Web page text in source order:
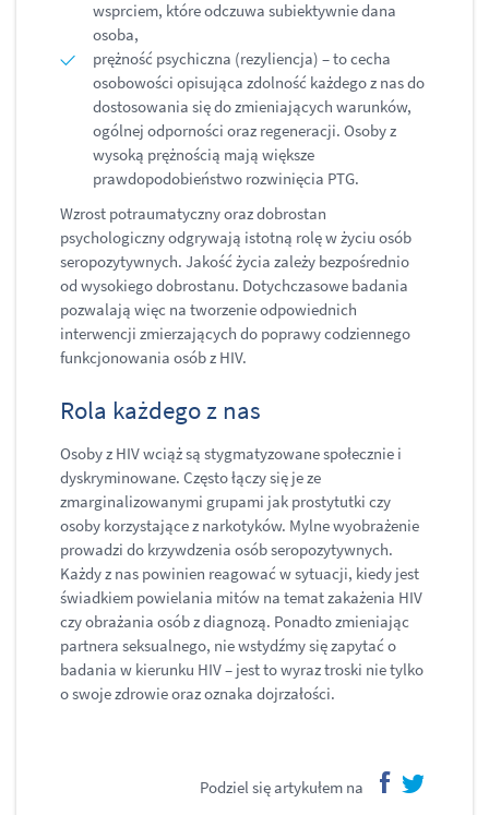
wsprciem, które odczuwa subiektywnie dana
osoba,
prężność psychiczna (rezyliencja) – to cecha
osobowości opisująca zdolność każdego z nas do
dostosowania się do zmieniających warunków,
ogólnej odporności oraz regeneracji. Osoby z
wysoką prężnością mają większe
prawdopodobieństwo rozwinięcia PTG.
Wzrost potraumatyczny oraz dobrostan
psychologiczny odgrywają istotną rolę w życiu osób
seropozytywnych. Jakość życia zależy bezpośrednio
od wysokiego dobrostanu. Dotychczasowe badania
pozwalają więc na tworzenie odpowiednich
interwencji zmierzających do poprawy codziennego
funkcjonowania osób z HIV.
Rola każdego z nas
Osoby z HIV wciąż są stygmatyzowane społecznie i
dyskryminowane. Często łączy się je ze
zmarginalizowanymi grupami jak prostytutki czy
osoby korzystające z narkotyków. Mylne wyobrażenie
prowadzi do krzywdzenia osób seropozytywnych.
Każdy z nas powinien reagować w sytuacji, kiedy jest
świadkiem powielania mitów na temat zakażenia HIV
czy obrażania osób z diagnozą. Ponadto zmieniając
partnera seksualnego, nie wstydźmy się zapytać o
badania w kierunku HIV – jest to wyraz troski nie tylko
o swoje zdrowie oraz oznaka dojrzałości.
Podziel się artykułem na